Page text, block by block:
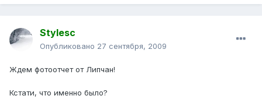
Stylesc
Опубликовано 27 сентября, 2009
Ждем фотоотчет от Липчан!
Кстати, что именно было?